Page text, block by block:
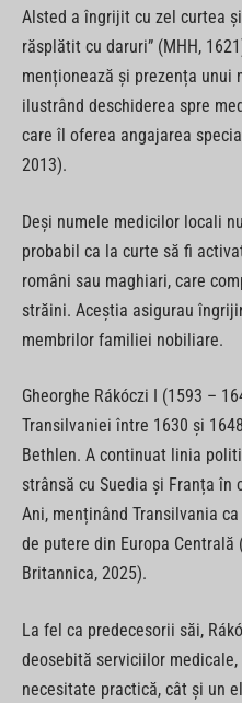
Alsted a îngrijit cu zel curtea
răsplătit cu daruri” (MHH,
menționează și prezența
ilustrând deschiderea spre
care îl oferea angajarea
2013).
Deși numele medicilor locali
probabil ca la curte să fi
români sau maghiari, care
străini. Aceștia asigurau
membrilor familiei nobiliare.
Gheorghe Rákóczi I (1593 –
Transilvaniei între 1630 și
Bethlen. A continuat linia
strânsă cu Suedia și Franța în
Ani, menținând Transilvania
de putere din Europa Centrală
Britannica, 2025).
La fel ca predecesorii săi,
deosebită serviciilor
necesitate practică, cât și un